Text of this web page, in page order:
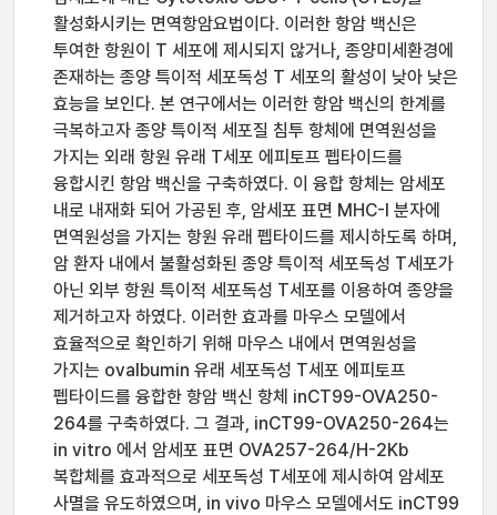
활성화시키는 면역항암요법이다. 이러한 항암 백신은
투여한 항원이 T 세포에 제시되지 않거나, 종양미세환경에
존재하는 종양 특이적 세포독성 T 세포의 활성이 낮아 낮은
효능을 보인다. 본 연구에서는 이러한 항암 백신의 한계를
극복하고자 종양 특이적 세포질 침투 항체에 면역원성을
가지는 외래 항원 유래 T세포 에피토프 펩타이드를
융합시킨 항암 백신을 구축하였다. 이 융합 항체는 암세포
내로 내재화 되어 가공된 후, 암세포 표면 MHC-I 분자에
면역원성을 가지는 항원 유래 펩타이드를 제시하도록 하며,
암 환자 내에서 불활성화된 종양 특이적 세포독성 T세포가
아닌 외부 항원 특이적 세포독성 T세포를 이용하여 종양을
제거하고자 하였다. 이러한 효과를 마우스 모델에서
효율적으로 확인하기 위해 마우스 내에서 면역원성을
가지는 ovalbumin 유래 세포독성 T세포 에피토프
펩타이드를 융합한 항암 백신 항체 inCT99-OVA250-
264를 구축하였다. 그 결과, inCT99-OVA250-264는
in vitro 에서 암세포 표면 OVA257-264/H-2Kb
복합체를 효과적으로 세포독성 T세포에 제시하여 암세포
사멸을 유도하였으며, in vivo 마우스 모델에서도 inCT99